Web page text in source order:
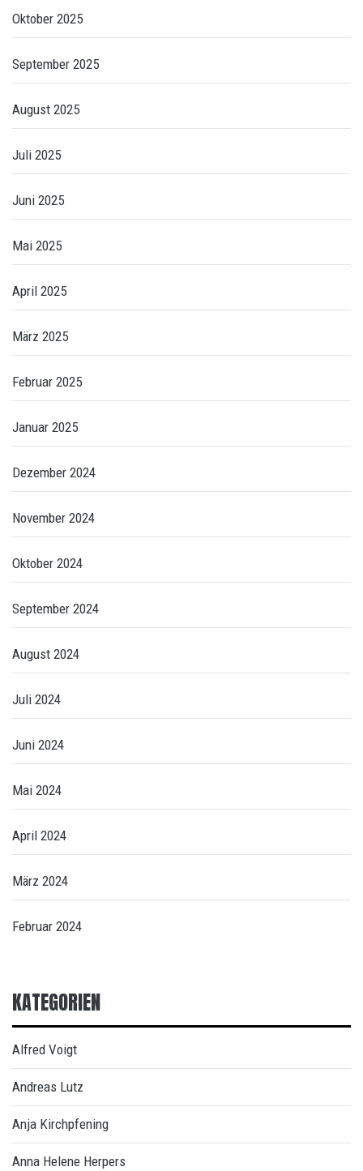
Oktober 2025
September 2025
August 2025
Juli 2025
Juni 2025
Mai 2025
April 2025
März 2025
Februar 2025
Januar 2025
Dezember 2024
November 2024
Oktober 2024
September 2024
August 2024
Juli 2024
Juni 2024
Mai 2024
April 2024
März 2024
Februar 2024
KATEGORIEN
Alfred Voigt
Andreas Lutz
Anja Kirchpfening
Anna Helene Herpers